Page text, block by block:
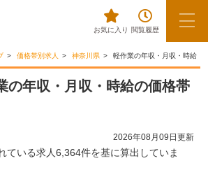
お気に入り 閲覧履歴
価格帯別求人 神奈川県 軽作業の年収・月収・時給
の年収・月収・時給の価格帯
2026年08月09日更新
ている求人6,364件を基に算出していま